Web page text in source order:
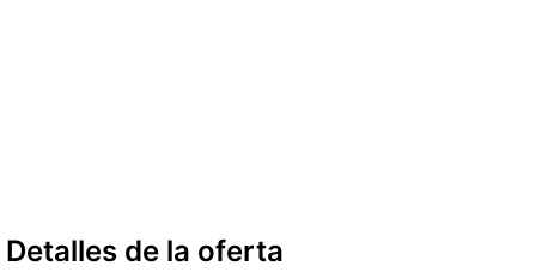
Detalles de la oferta